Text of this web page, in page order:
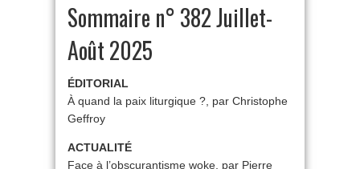
Sommaire n° 382 Juillet-
Août 2025
ÉDITORIAL
À quand la paix liturgique ?, par Christophe
Geffroy
ACTUALITÉ
Face à l’obscurantisme woke, par Pierre